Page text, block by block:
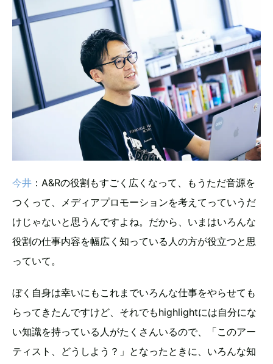
今井 ：A&Rの役割もすごく広くなって、もうただ音源を
つくって、メディアプロモーションを考えてっていうだ
けじゃないと思うんですよね。だから、いまはいろんな
役割の仕事内容を幅広く知っている人の方が役立つと思
っていて。
ぼく自身は幸いにもこれまでいろんな仕事をやらせても
らってきたんですけど、それでもhighlightには自分にな
い知識を持っている人がたくさんいるので、「このアー
ティスト、どうしよう？」となったときに、いろんな知